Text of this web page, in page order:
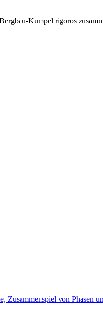
Kumpel rigoros
von Phasen